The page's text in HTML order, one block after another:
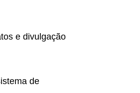
e divulgação
de